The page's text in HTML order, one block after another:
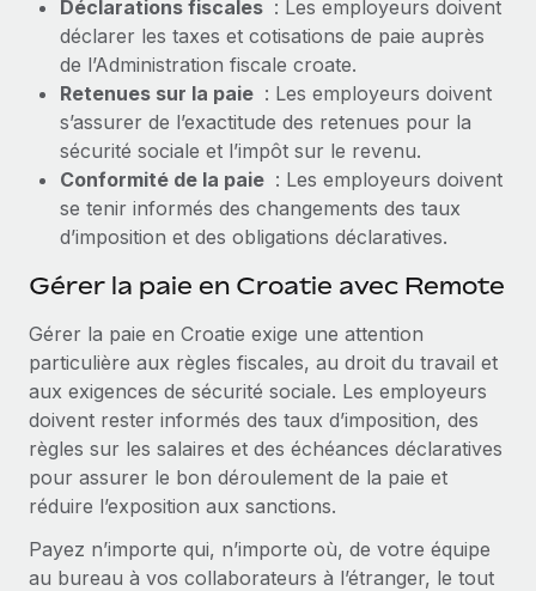
Déclarations fiscales : Les employeurs doivent
déclarer les taxes et cotisations de paie auprès
de l’Administration fiscale croate.
Retenues sur la paie : Les employeurs doivent
s’assurer de l’exactitude des retenues pour la
sécurité sociale et l’impôt sur le revenu.
Conformité de la paie : Les employeurs doivent
se tenir informés des changements des taux
d’imposition et des obligations déclaratives.
Gérer la paie en Croatie avec Remote
Gérer la paie en Croatie exige une attention
particulière aux règles fiscales, au droit du travail et
aux exigences de sécurité sociale. Les employeurs
doivent rester informés des taux d’imposition, des
règles sur les salaires et des échéances déclaratives
pour assurer le bon déroulement de la paie et
réduire l’exposition aux sanctions.
Payez n’importe qui, n’importe où, de votre équipe
au bureau à vos collaborateurs à l’étranger, le tout